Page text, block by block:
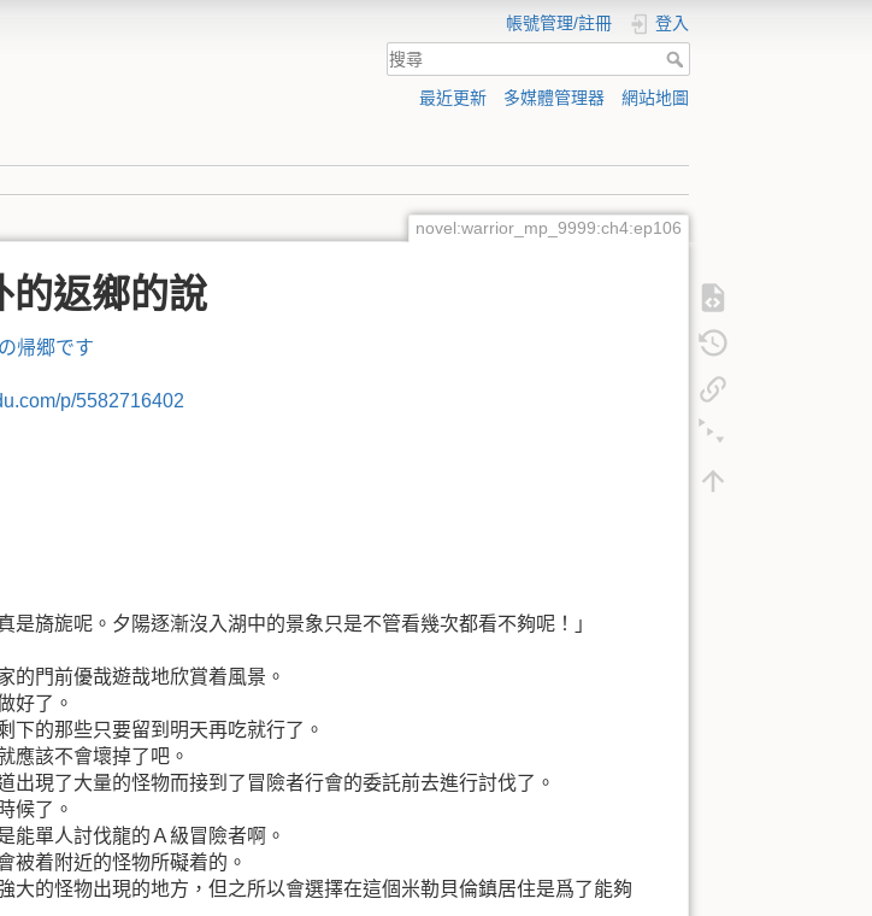
帳號管理/註冊 登入
最近更新 多媒體管理器 網站地圖
novel:warrior_mp_9999:ch4:ep106
的返鄉的說
帰郷です
p/5582716402
旖旎呢。夕陽逐漸沒入湖中的景象只是不管看幾次都看不夠呢！」
的門前優哉遊哉地欣賞着風景。
好了。
下的那些只要留到明天再吃就行了。
應該不會壞掉了吧。
出現了大量的怪物而接到了冒險者行會的委託前去進行討伐了。
候了。
能單人討伐龍的Ａ級冒險者啊。
被着附近的怪物所礙着的。
大的怪物出現的地方，但之所以會選擇在這個米勒貝倫鎮居住是爲了能夠